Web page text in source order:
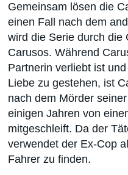
Gemeinsam lösen die
einen Fall nach dem
wird die Serie durch die
Carusos. Während
Partnerin verliebt ist
Liebe zu gestehen, ist
nach dem Mörder
einigen Jahren von
mitgeschleift. Da der
verwendet der Ex-Cop
Fahrer zu finden.